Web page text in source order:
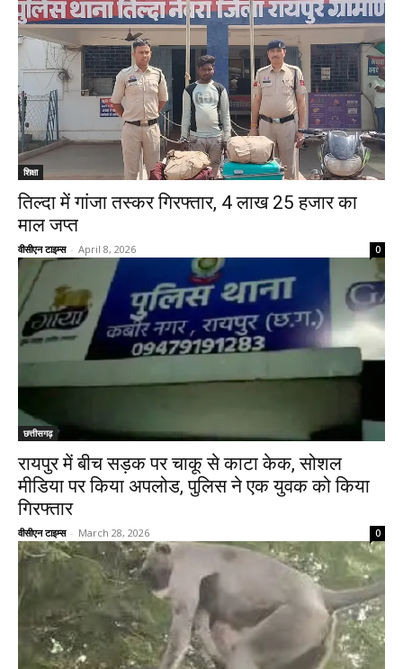
शिक्षा
तिल्दा में गांजा तस्कर गिरफ्तार, 4 लाख 25 हजार का
माल जप्त
वीसीएन टाइम्स - April 8, 2026 0
छत्तीसगढ़
रायपुर में बीच सड़क पर चाकू से काटा केक, सोशल
मीडिया पर किया अपलोड, पुलिस ने एक युवक को किया
गिरफ्तार
वीसीएन टाइम्स - March 28, 2026 0